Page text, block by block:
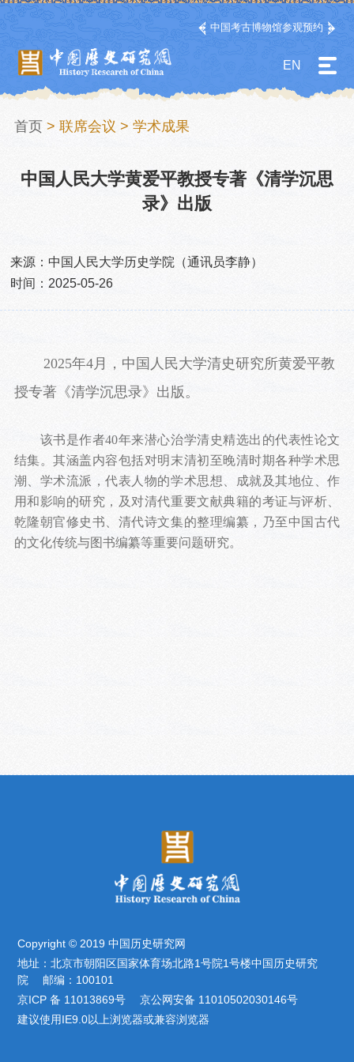
中国考古博物馆参观预约
EN
首页 > 联席会议 > 学术成果
中国人民大学黄爱平教授专著《清学沉思
录》出版
来源：中国人民大学历史学院（通讯员李静）
时间：2025-05-26
2025年4月，中国人民大学清史研究所黄爱平教
授专著《清学沉思录》出版。
该书是作者40年来潜心治学清史精选出的代表性论文
结集。其涵盖内容包括对明末清初至晚清时期各种学术思
潮、学术流派，代表人物的学术思想、成就及其地位、作
用和影响的研究，及对清代重要文献典籍的考证与评析、
乾隆朝官修史书、清代诗文集的整理编纂，乃至中国古代
的文化传统与图书编纂等重要问题研究。
Copyright © 2019 中国历史研究网
地址：北京市朝阳区国家体育场北路1号院1号楼中国历史研究
院 邮编：100101
京ICP 备 11013869号 京公网安备 11010502030146号
建议使用IE9.0以上浏览器或兼容浏览器